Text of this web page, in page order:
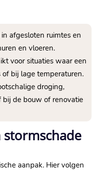
afgesloten ruimtes en
en vloeren.​
voor situaties waar een
bij lage temperaturen.​
droging,
de bouw of renovatie
aanpak.​ Hier volgen